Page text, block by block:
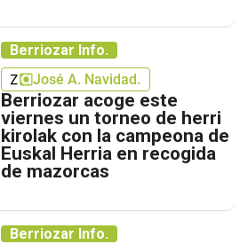
Berriozar Info.
José A. Navidad.
Berriozar acoge este
viernes un torneo de herri
kirolak con la campeona de
Euskal Herria en recogida
de mazorcas
Berriozar Info.